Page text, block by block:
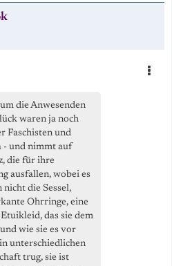
die Anwesenden
waren ja noch
Faschisten und
- und nimmt auf
die für ihre
ausfallen, wobei es
nicht die Sessel,
Ohrringe, eine
das sie dem
wie sie es vor
unterschiedlichen
trug, sie ist